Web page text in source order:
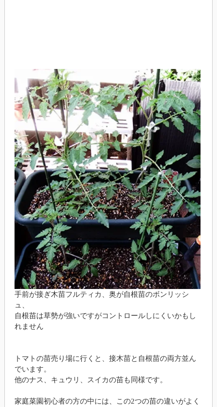
手前が接ぎ木苗フルティカ、奥が自根苗のボンリッシ
ュ、
自根苗は草勢が強いですがコントロールしにくいかもし
れません
トマトの苗売り場に行くと、接木苗と自根苗の両方並ん
でいます。
他のナス、キュウリ、スイカの苗も同様です。
家庭菜園初心者の方の中には、この2つの苗の違いがよく